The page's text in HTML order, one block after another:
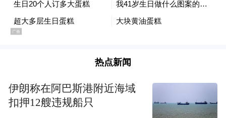
热点新闻
伊朗称在阿巴斯港附近海域
扣押12艘违规船只